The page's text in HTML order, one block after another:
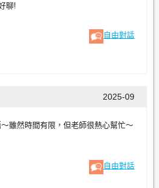
聊!
自由對話
2025-09
雖然時間有限，但老師很熱心幫忙～
自由對話